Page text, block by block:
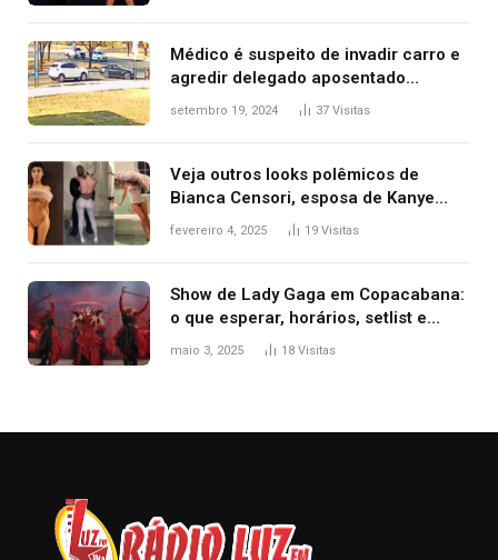
Médico é suspeito de invadir carro e
agredir delegado aposentado
durante confusão no trânsito
setembro 19, 2024 37 Visitas
Veja outros looks polêmicos de
Bianca Censori, esposa de Kanye
West que apareceu nua no Grammy
fevereiro 4, 2025 19 Visitas
Show de Lady Gaga em Copacabana:
o que esperar, horários, setlist e
onde assistir
maio 3, 2025 18 Visitas